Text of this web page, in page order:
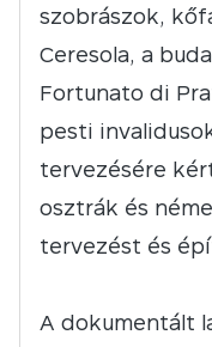
szobrászok,
Ceresola, a
Fortunato di
pesti
tervezésére
osztrák és
tervezést és
A dokumentált